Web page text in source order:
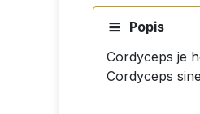
Popis
Cordyceps je
Cordyceps